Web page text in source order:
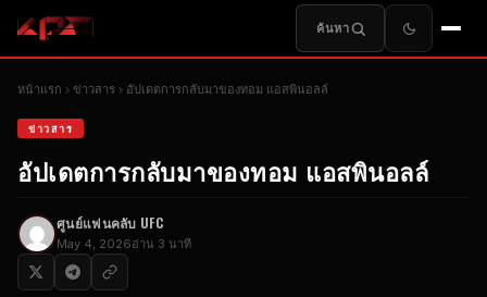
ค้นหา
หน้าแรก ข่าวสาร อัปเดตการกลับมาของทอม แอสพินอลล์
ข่าวสาร
อัปเดตการกลับมาของทอม แอสพินอลล์
ศูนย์แฟนคลับ UFC
May 4, 2026อ่าน 3 นาที